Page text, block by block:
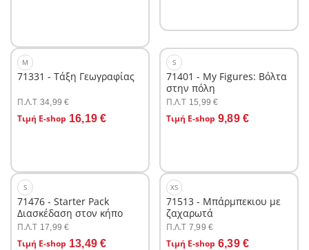
M
71331 - Τάξη Γεωγραφίας
Π.Λ.T 34,99 €
Τιμή E-shop 16,19 €
Στο καλάθι
S
71401 - My Figures: Βόλτα
στην πόλη
Π.Λ.T 15,99 €
Τιμή E-shop 9,89 €
Στο καλάθι
S
71476 - Starter Pack
Διασκέδαση στον κήπο
Π.Λ.T 17,99 €
Τιμή E-shop 13,49 €
Στο καλάθι
XS
71513 - Μπάρμπεκιου με
ζαχαρωτά
Π.Λ.T 7,99 €
Τιμή E-shop 6,39 €
Στο καλάθι